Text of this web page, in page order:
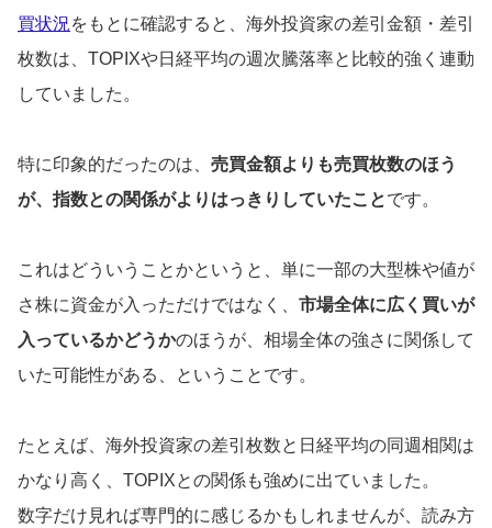
買状況をもとに確認すると、海外投資家の差引金額・差引
枚数は、TOPIXや日経平均の週次騰落率と比較的強く連動
していました。
特に印象的だったのは、 売買金額よりも売買枚数のほう
が、指数との関係がよりはっきりしていたことです。
これはどういうことかというと、単に一部の大型株や値が
さ株に資金が入っただけではなく、 市場全体に広く買いが
入っているかどうかのほうが、相場全体の強さに関係して
いた可能性がある、ということです。
たとえば、海外投資家の差引枚数と日経平均の同週相関は
かなり高く、TOPIXとの関係も強めに出ていました。
数字だけ見れば専門的に感じるかもしれませんが、読み方